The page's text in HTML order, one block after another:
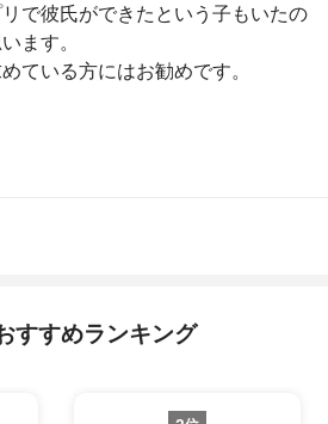
で彼氏ができたという子もいたの
ます。
ている方にはお勧めです。
すすめランキング